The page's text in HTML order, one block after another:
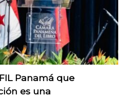
Panamá que
es una